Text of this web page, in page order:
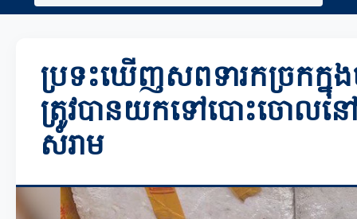
ប្រទះឃើញសពទារកច្រកក្នុង
ត្រូវបានយកទៅបោះចោលនៅ
សំរាម